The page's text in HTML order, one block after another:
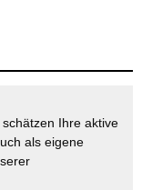
Ihre aktive
als eigene